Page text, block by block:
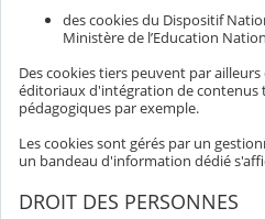
des cookies du Dispositif
Ministère de l’Education
Des cookies tiers peuvent par
éditoriaux d'intégration de contenus
pédagogiques par exemple.
Les cookies sont gérés par un
un bandeau d'information dédié
DROIT DES PERSONNES